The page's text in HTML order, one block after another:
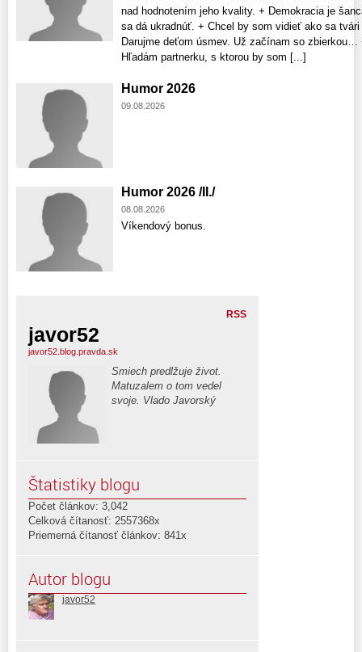
nad hodnotením jeho kvality. + Demokracia je
sa dá ukradnúť. + Chcel by som vidieť ako sa
Darujme deťom úsmev. Už začínam so
Hľadám partnerku, s ktorou by som [...]
Humor 2026
09.08.2026
Humor 2026 /II./
08.08.2026
Víkendový bonus.
RSS
javor52
javor52.blog.pravda.sk
Smiech predlžuje život.
Matuzalem o tom vedel
svoje. Vlado Javorský
Štatistiky blogu
Počet článkov: 3,042
Celková čítanosť: 2557368x
Priemerná čítanosť článkov: 841x
Autor blogu
javor52